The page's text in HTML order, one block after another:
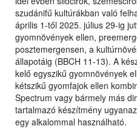
szudánifű kultúrákban való
április 1-től 2025. július 29-ig
gyomnövények ellen,
posztemergensen, a
állapotáig (BBCH 11-13). A
kelő egyszikű gyomnövények
kétszikű gyomfajok ellen
Spectrum vagy bármely más
tartalmazó készítmény
egy alkalommal használható.